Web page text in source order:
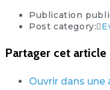
Publication
Post category:
Partager cet article
Ouvrir dans